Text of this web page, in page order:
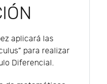
aplicará las
para realizar
Diferencial.